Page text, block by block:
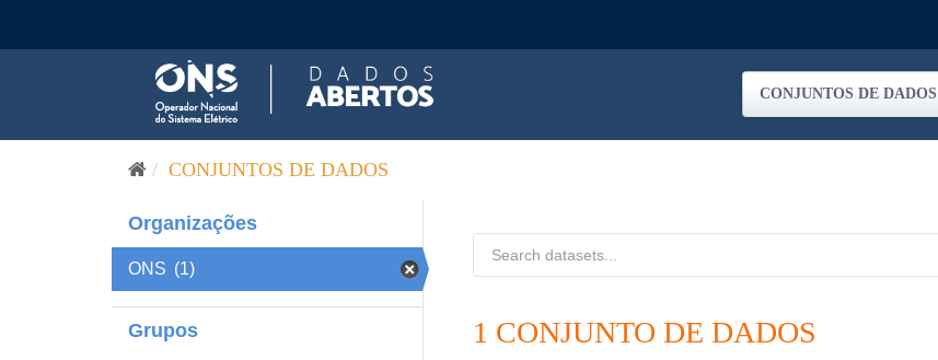
CONJUNTOS DE DADOS
CONJUNTOS DE DADOS
Organizações
ONS (1)
Grupos
1 CONJUNTO DE DADOS